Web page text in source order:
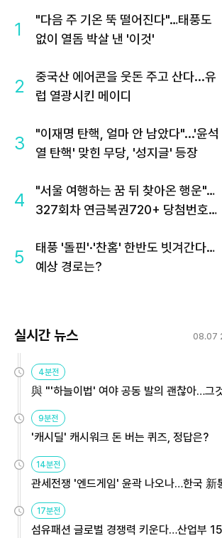
1
"다음 주 기온 뚝 떨어진다"…태풍도
없이 열돔 박살 낸 '이것'
2
중국산 에어콘을 웃돈 주고 산다...유
럽 열광시킨 메이디
3
"이재명 탄핵, 얼마 안 남았다"...'윤석
열 탄핵' 맞힌 무당, '성지글' 등장
4
"서울 여행하는 꿈 뒤 찾아온 행운"…
327회차 연금복권720+ 당첨번호조
5
태풍 '돌핀'·'찬홈' 한반도 빗겨간다…
예상 경로는?
실시간 뉴스 08.07
4분전
與 "'하늘이법' 여야 공동 발의 괜찮아…그
9분전
'캐시딜' 캐시워크 돈 버는 퀴즈, 정답은?
14분전
관세전쟁 '엔드게임' 윤곽 나오나…한국 新
용해야
17분전
섬유패션 글로벌 경쟁력 키운다…산업부